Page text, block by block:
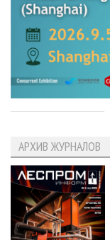
АРХИВ ЖУРНАЛОВ